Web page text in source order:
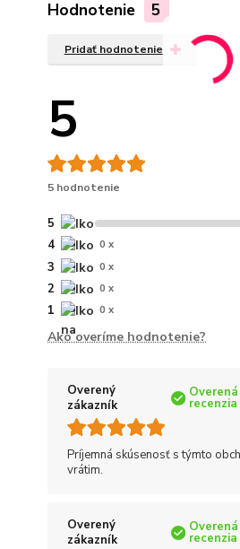
Hodnotenie 5
Pridať hodnotenie
5
5 hodnotenie
5
4 0 x
3 0 x
2 0 x
1 0 x
Ako overíme hodnotenie?
Overený
zákazník
Overená
recenzia
Príjemná skúsenosť s týmto
vrátim.
Overený
zákazník
Overená
recenzia